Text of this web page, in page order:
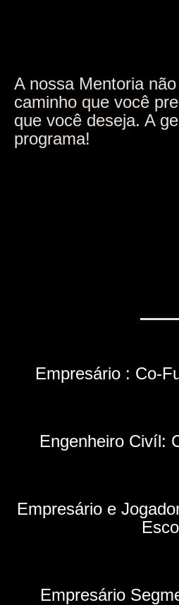
A nossa Mentoria
caminho que você
que você deseja. A
programa!
Empresário : Co-
Engenheiro Civíl:
Empresário e
Empresário